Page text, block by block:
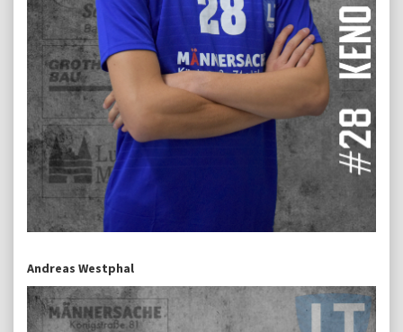
Andreas Westphal